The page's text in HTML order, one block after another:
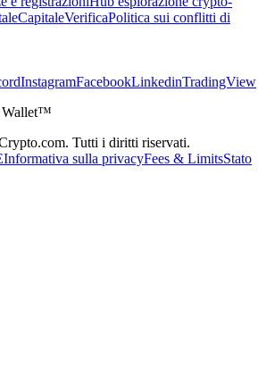
CapitaleVerificaPolitica sui conflitti di
InstagramFacebookLinkedinTradingView
Wallet™
Tutti i diritti riservati.
Informativa sulla privacyFees & LimitsStato